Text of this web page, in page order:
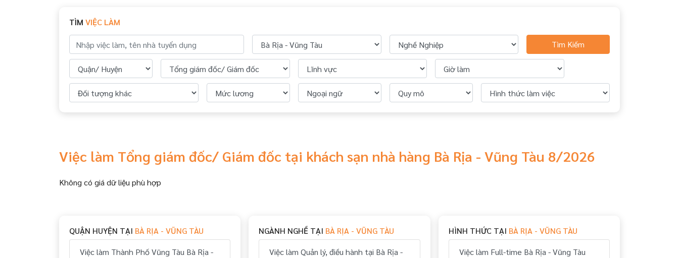
TÌM VIỆC LÀM
Tìm Kiếm
Việc làm Tổng giám đốc/ Giám đốc tại khách sạn nhà hàng Bà Rịa - Vũng Tàu 8/2026
Không có giá dữ liệu phù hợp
QUẬN HUYỆN TẠI BÀ RỊA - VŨNG TÀU
Việc làm Thành Phố Vũng Tàu Bà Rịa -
NGÀNH NGHỀ TẠI BÀ RỊA - VŨNG TÀU
Việc làm Quản lý, điều hành tại Bà Rịa -
HÌNH THỨC TẠI BÀ RỊA - VŨNG TÀU
Việc làm Full-time Bà Rịa - Vũng Tàu